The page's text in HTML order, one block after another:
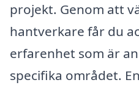
projekt. Genom att
hantverkare får du
erfarenhet som är
specifika området.